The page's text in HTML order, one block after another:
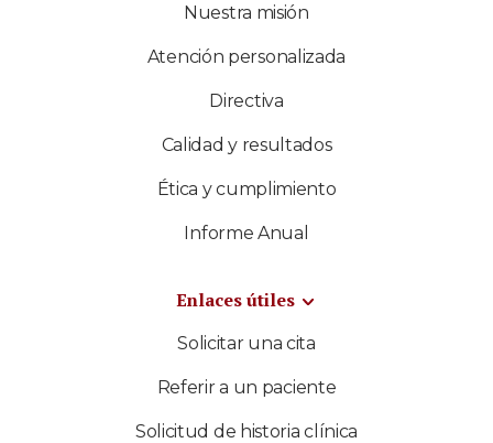
Nuestra misión
Atención personalizada
Directiva
Calidad y resultados
Ética y cumplimiento
Informe Anual
Enlaces útiles
Solicitar una cita
Referir a un paciente
Solicitud de historia clínica